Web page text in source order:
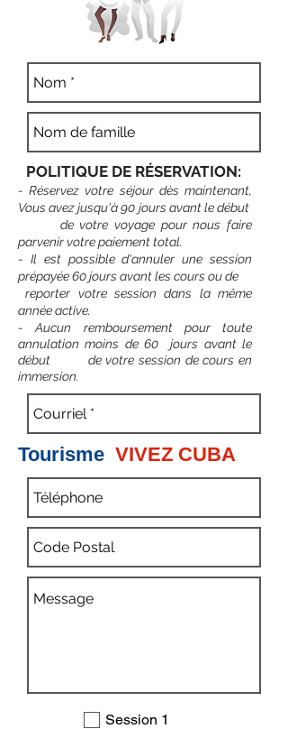
POLITIQUE DE RÉSERVATION:
- Réservez votre séjourdès maintenant,
Vous avez jusqu'à 90 jours avant le début
de votre voyage pour nous faire
parvenir votre paiement total.
- Il est possibled'annuler une session
prépayée 60 jours avant les cours oude
reporter votre session dans la même
année active.
- Aucun remboursement pour toute
annulation moins de 60 jours avant le
début de votre session de cours en
immersion.
Tourisme VIVEZ CUBA
Session 1